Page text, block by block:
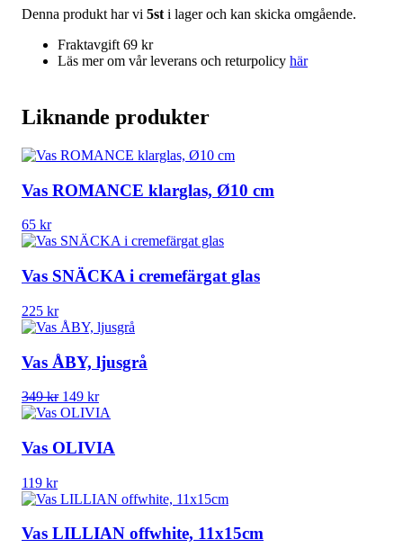
Denna produkt har vi 5st i lager och kan skicka omgående.
Fraktavgift 69 kr
Läs mer om vår leverans och returpolicy här
Liknande produkter
Vas ROMANCE klarglas, Ø10 cm
65 kr
Vas SNÄCKA i cremefärgat glas
225 kr
Vas ÅBY, ljusgrå
349kr Det
ursprungliga
var:
349 kr.
149 krDet
nuvarande
är:
149 kr.
Vas OLIVIA
119 kr
Vas LILLIAN offwhite, 11x15cm